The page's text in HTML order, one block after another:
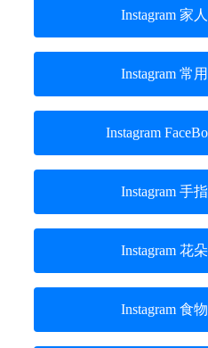
Instagram 家
Instagram 常
Instagram
Instagram 手
Instagram 花
Instagram 食